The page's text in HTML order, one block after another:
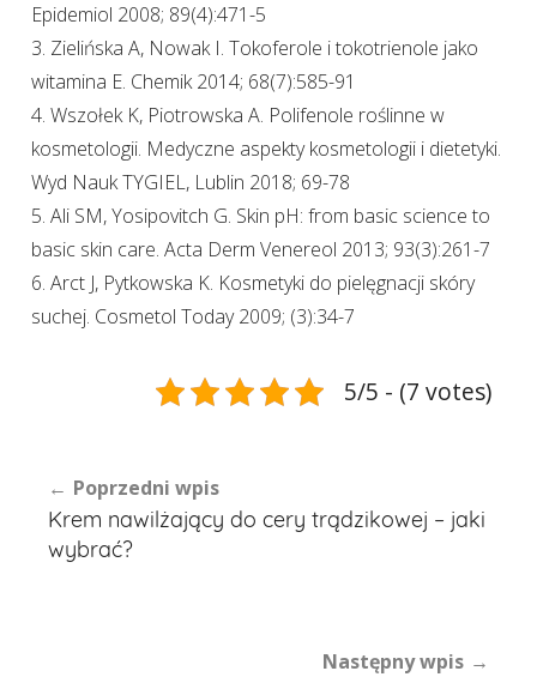
Epidemiol 2008; 89(4):471-5
3. Zielińska A, Nowak I. Tokoferole i tokotrienole jako
witamina E. Chemik 2014; 68(7):585-91
4. Wszołek K, Piotrowska A. Polifenole roślinne w
kosmetologii. Medyczne aspekty kosmetologii i dietetyki.
Wyd Nauk TYGIEL, Lublin 2018; 69-78
5. Ali SM, Yosipovitch G. Skin pH: from basic science to
basic skin care. Acta Derm Venereol 2013; 93(3):261-7
6. Arct J, Pytkowska K. Kosmetyki do pielęgnacji skóry
suchej. Cosmetol Today 2009; (3):34-7
5/5 - (7 votes)
Nawigacja
wpisu
Poprzedni wpis
Krem nawilżający do cery trądzikowej – jaki
wybrać?
Następny wpis